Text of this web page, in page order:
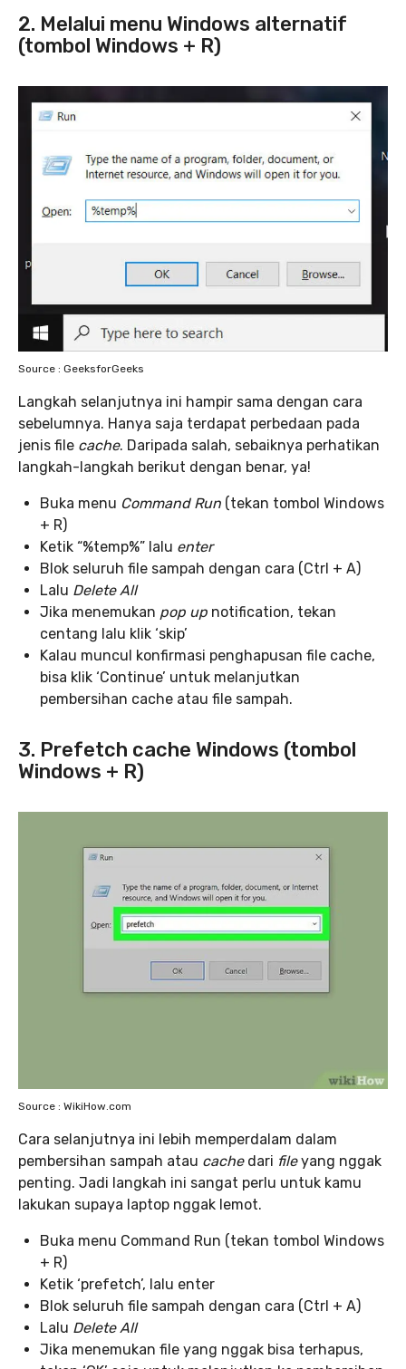
2. Melalui menu Windows alternatif
(tombol Windows + R)
Source : GeeksforGeeks
Langkah selanjutnya ini hampir sama dengan cara
sebelumnya. Hanya saja terdapat perbedaan pada
jenis file cache. Daripada salah, sebaiknya perhatikan
langkah-langkah berikut dengan benar, ya!
Buka menu Command Run (tekan tombol Windows
+ R)
Ketik “%temp%” lalu enter
Blok seluruh file sampah dengan cara (Ctrl + A)
Lalu Delete All
Jika menemukan pop up notification, tekan
centang lalu klik ‘skip’
Kalau muncul konfirmasi penghapusan file cache,
bisa klik ‘Continue’ untuk melanjutkan
pembersihan cache atau file sampah.
3. Prefetch cache Windows (tombol
Windows + R)
Source : WikiHow.com
Cara selanjutnya ini lebih memperdalam dalam
pembersihan sampah atau cachedari fileyang nggak
penting. Jadi langkah ini sangat perlu untuk kamu
lakukan supaya laptop nggak lemot.
Buka menu Command Run (tekan tombol Windows
+ R)
Ketik ‘prefetch’, lalu enter
Blok seluruh file sampah dengan cara (Ctrl + A)
Lalu Delete All
Jika menemukan file yang nggak bisa terhapus,